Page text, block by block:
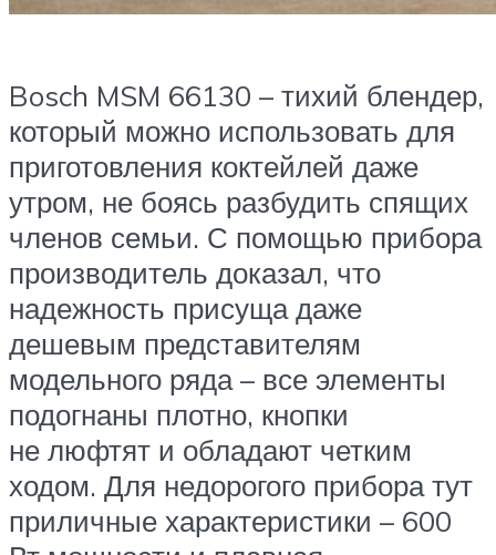
Bosch MSM 66130 – тихий блендер,
который можно использовать для
приготовления коктейлей даже
утром, не боясь разбудить спящих
членов семьи. С помощью прибора
производитель доказал, что
надежность присуща даже
дешевым представителям
модельного ряда – все элементы
подогнаны плотно, кнопки
не люфтят и обладают четким
ходом. Для недорогого прибора тут
приличные характеристики – 600